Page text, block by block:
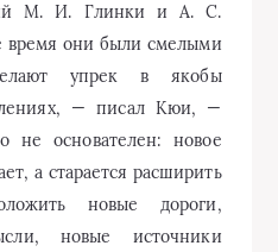
М. И. Глинки и А. С.
время они были смелыми
упрек в якобы
— писал Кюи, —
не основателен: новое
а старается расширить
новые дороги,
новые источники